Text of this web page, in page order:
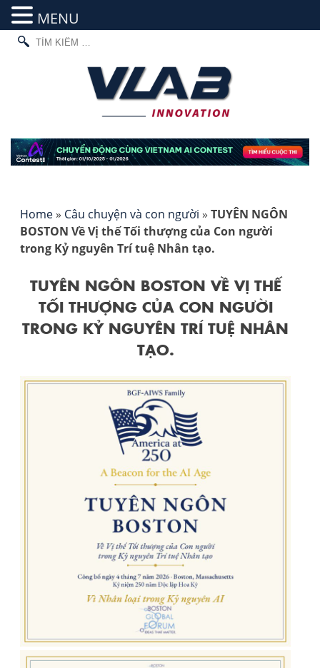
Skip
TÌM
KIẾM
Home » Câu chuyện và con người » TUYÊN NGÔN
BOSTON Về Vị thế Tối thượng của Con người
trong Kỷ nguyên Trí tuệ Nhân tạo.
TUYÊN NGÔN BOSTON VỀ VỊ THẾ
TỐI THƯỢNG CỦA CON NGƯỜI
TRONG KỶ NGUYÊN TRÍ TUỆ NHÂN
TẠO.
MENU